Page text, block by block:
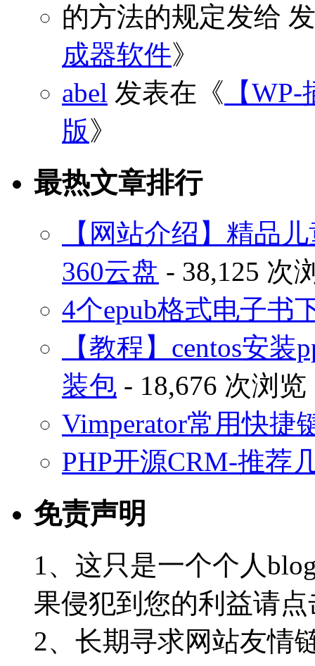
的方法的规定发给
成器软件》
abel 发表在《 【
版》
最热文章排行
【网站介绍】精品
360云盘 - 38,125 次
4个epub格式电子书
【教程】centos安
装包 - 18,676 次浏览
Vimperator常用快捷
PHP开源CRM-推荐
免责声明
1、这只是一个个人
果侵犯到您的利益请
2、长期寻求网站友情